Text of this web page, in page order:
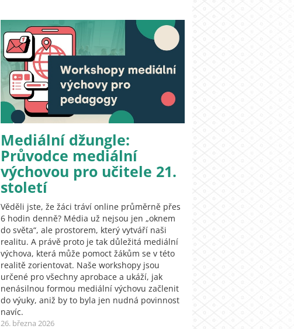
Mediální džungle:
Průvodce mediální
výchovou pro učitele 21.
století
Věděli jste, že žáci tráví online průměrně přes
6 hodin denně? Média už nejsou jen „oknem
do světa“, ale prostorem, který vytváří naši
realitu. A právě proto je tak důležitá mediální
výchova, která může pomoct žákům se v této
realitě zorientovat. Naše workshopy jsou
určené pro všechny aprobace a ukáží, jak
nenásilnou formou mediální výchovu začlenit
do výuky, aniž by to byla jen nudná povinnost
navíc.
26. března 2026